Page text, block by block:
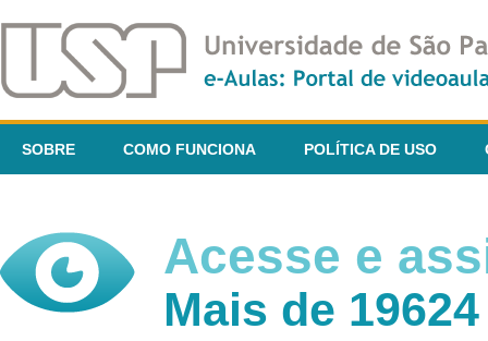
SOBRE COMO FUNCIONA POLÍTICA DE USO
Acesse e
Mais de